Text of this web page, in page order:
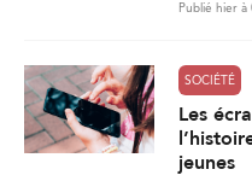
Publié hier à
SOCIÉTÉ
Les
jeunes